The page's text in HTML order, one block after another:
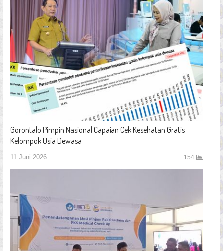
Gorontalo Pimpin Nasional Capaian Cek Kesehatan Gratis
Kelompok Usia Dewasa
11 Juni 2026 154